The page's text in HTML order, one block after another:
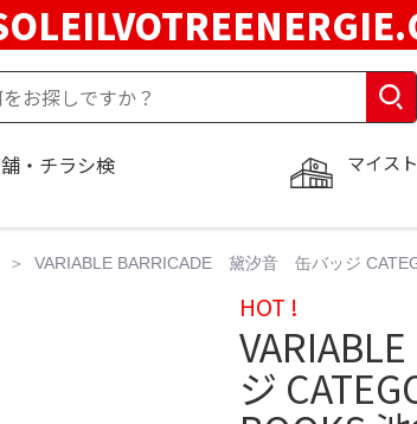
マイス
・チラシ検
VARIABLE BARRICADE 黛汐音 缶バッジ
HOT !
ジ